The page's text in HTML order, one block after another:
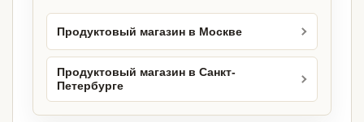
Продуктовый магазин в Москве
Продуктовый магазин в Санкт-
Петербурге